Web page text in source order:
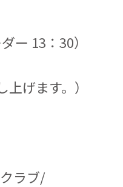
ー 13：30）
げます。）
ラブ/